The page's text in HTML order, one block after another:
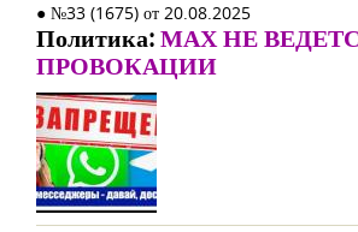
● №33 (1675) от 20.08.2025
Политика:МАХ НЕ
ПРОВОКАЦИИ